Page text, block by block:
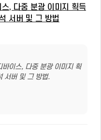
, 다중 분광 이미지 획득
서버 및 그 방법
이스, 다중 분광 이미지 획
서버 및 그 방법.